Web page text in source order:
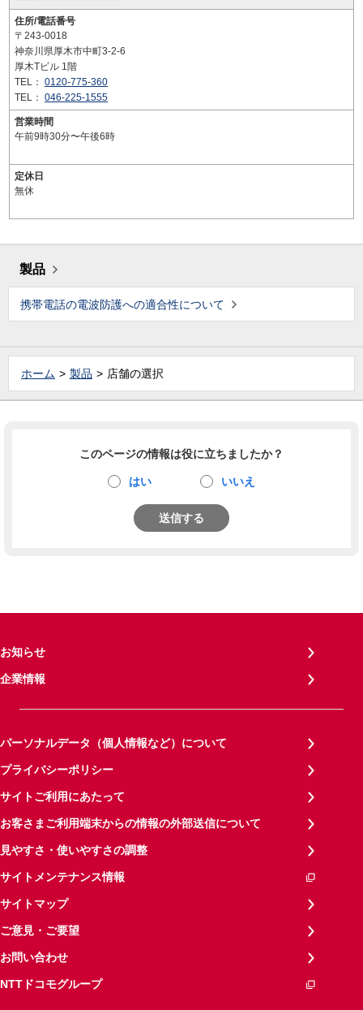
住所/電話番号
〒243-0018
神奈川県厚木市中町3-2-6
厚木Tビル 1階
TEL： 0120-775-360
TEL： 046-225-1555
営業時間
午前9時30分〜午後6時
定休日
無休
製品
携帯電話の電波防護への適合性について
ホーム 製品 店舗の選択
このページの情報は役に立ちましたか？
はい いいえ
送信する
お知らせ
企業情報
パーソナルデータ（個人情報など）について
プライバシーポリシー
サイトご利用にあたって
お客さまご利用端末からの情報の外部送信について
見やすさ・使いやすさの調整
サイトメンテナンス情報
サイトマップ
ご意見・ご要望
お問い合わせ
NTTドコモグループ